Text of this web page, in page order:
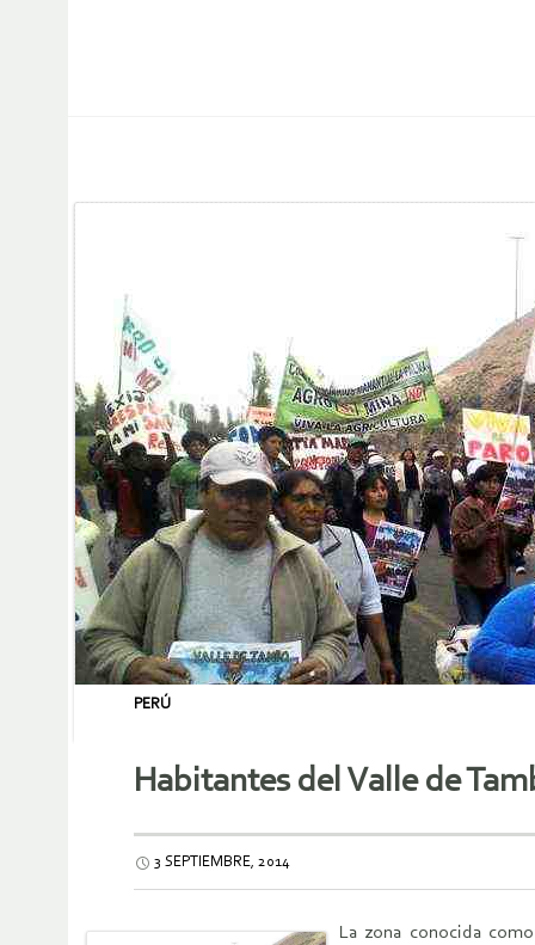
PERÚ
Habitantes del Valle de
3 SEPTIEMBRE, 2014
La zona conocida